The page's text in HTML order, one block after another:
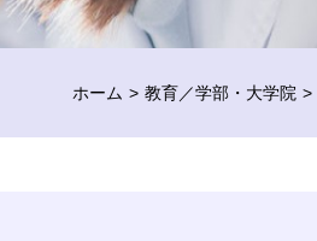
ホーム 教育／学部・大学院